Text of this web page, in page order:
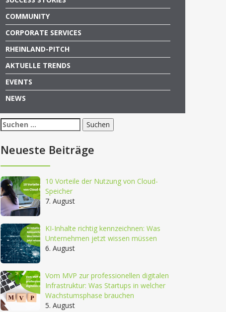
COMMUNITY
CORPORATE SERVICES
RHEINLAND-PITCH
AKTUELLE TRENDS
EVENTS
NEWS
Suchen
nach:
Neueste Beiträge
10 Vorteile der Nutzung von Cloud-
Speicher
7. August
KI-Inhalte richtig kennzeichnen: Was
Unternehmen jetzt wissen müssen
6. August
Vom MVP zur professionellen digitalen
Infrastruktur: Was Startups in welcher
Wachstumsphase brauchen
5. August